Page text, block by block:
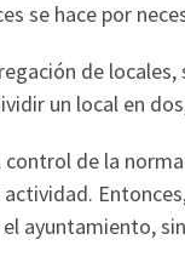
se hace por
de
un local en
control de la
el ayuntamiento,